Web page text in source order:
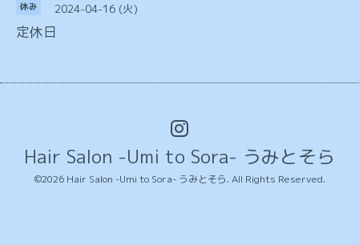
休み 2024-04-16 (火)
定休日
Hair Salon -Umi to Sora- うみとそら
©2026 Hair Salon -Umi to Sora- うみとそら. All Rights Reserved.